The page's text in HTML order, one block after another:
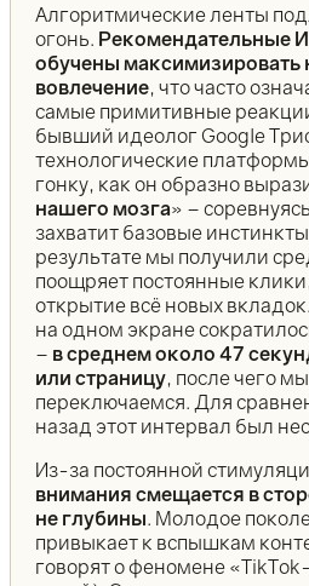
Алгоритмические ленты
огонь. Рекомендательные
обучены максимизировать
вовлечение, что часто
самые примитивные
бывший идеолог Google
технологические
гонку, как он образно
нашего мозга» –
захватит базовые
результате мы получили
поощряет постоянные
открытие всё новых
на одном экране
– в среднем около 47
или страницу, после чего мы
переключаемся. Для
назад этот интервал был
Из-за постоянной
внимания смещается в
не глубины. Молодое
привыкает к вспышкам
говорят о феномене